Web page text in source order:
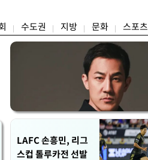
수도권 지방 문화 스포츠
LAFC 손흥민, 리그
스컵 톨루카전 선발